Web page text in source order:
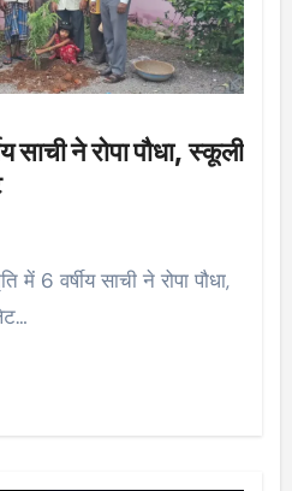
साची ने रोपा पौधा, स्कूली